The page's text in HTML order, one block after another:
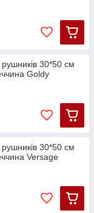
30*50 см
Goldy
30*50 см
Versage